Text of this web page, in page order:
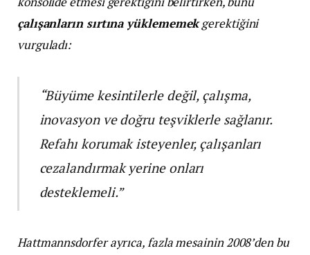
çalışanların sırtına yüklememekgerektiğini
vurguladı:
“Büyüme kesintilerle değil, çalışma,
inovasyon ve doğru teşviklerle sağlanır.
Refahı korumak isteyenler, çalışanları
cezalandırmak yerine onları
desteklemeli.”
Hattmannsdorfer ayrıca, fazla mesainin 2008’den bu